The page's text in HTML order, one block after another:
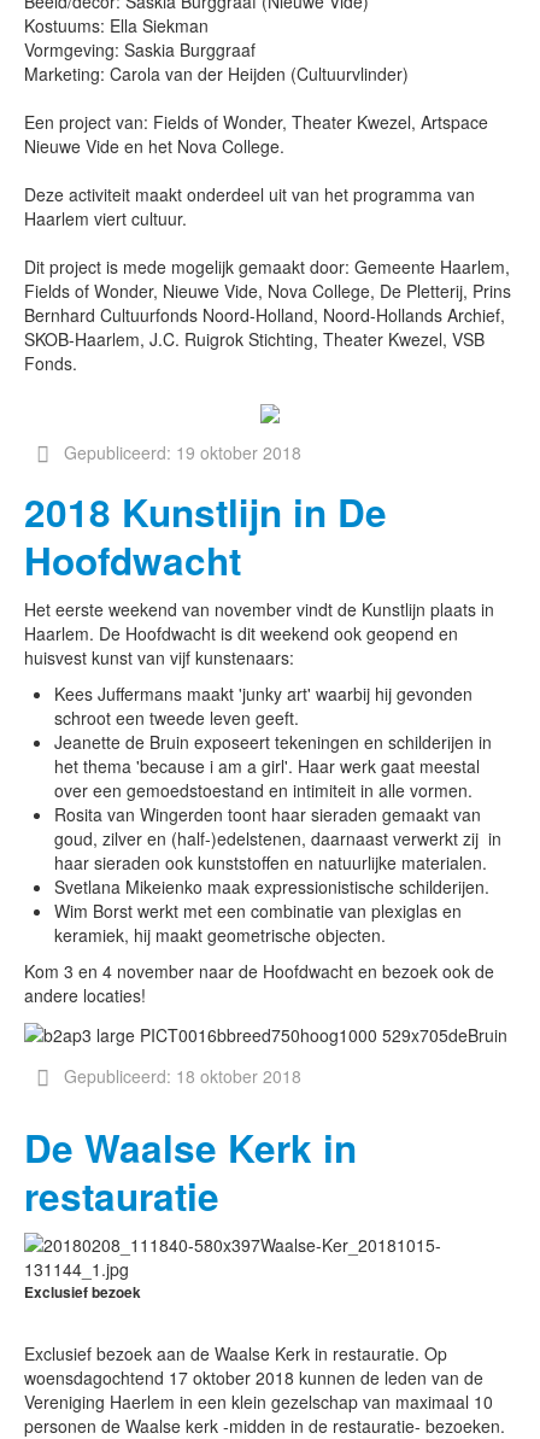
Kostuums: Ella Siekman
Vormgeving: Saskia Burggraaf
Marketing: Carola van der Heijden (Cultuurvlinder)
Een project van: Fields of Wonder, Theater Kwezel, Artspace
Nieuwe Vide en het Nova College.
Deze activiteit maakt onderdeel uit van het programma van
Haarlem viert cultuur.
Dit project is mede mogelijk gemaakt door: Gemeente Haarlem,
Fields of Wonder, Nieuwe Vide, Nova College, De Pletterij, Prins
Bernhard Cultuurfonds Noord-Holland, Noord-Hollands Archief,
SKOB-Haarlem, J.C. Ruigrok Stichting, Theater Kwezel, VSB
Fonds.
Gepubliceerd: 19 oktober 2018
2018 Kunstlijn in De
Hoofdwacht
Het eerste weekend van november vindt de Kunstlijn plaats in
Haarlem. De Hoofdwacht is dit weekend ook geopend en
huisvest kunst van vijf kunstenaars:
Kees Juffermans maakt 'junky art' waarbij hij gevonden
schroot een tweede leven geeft.
Jeanette de Bruin exposeert tekeningen en schilderijen in
het thema 'because i am a girl'. Haar werk gaat meestal
over een gemoedstoestand en intimiteit in alle vormen.
Rosita van Wingerden toont haar sieraden gemaakt van
goud, zilver en (half-)edelstenen, daarnaast verwerkt zij in
haar sieraden ook kunststoffen en natuurlijke materialen.
Svetlana Mikeienko maak expressionistische schilderijen.
Wim Borst werkt met een combinatie van plexiglas en
keramiek, hij maakt geometrische objecten.
Kom 3 en 4 november naar de Hoofdwacht en bezoek ook de
andere locaties!
Gepubliceerd: 18 oktober 2018
De Waalse Kerk in
restauratie
Exclusief bezoek
Exclusief bezoek aan de Waalse Kerk in restauratie. Op
woensdagochtend 17 oktober 2018 kunnen de leden van de
Vereniging Haerlem in een klein gezelschap van maximaal 10
personen de Waalse kerk -midden in de restauratie- bezoeken.